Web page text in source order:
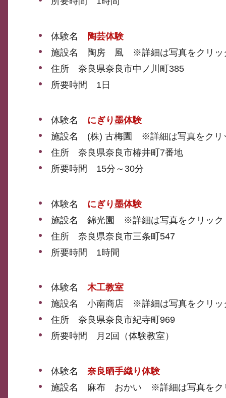
体験名
陶芸体験
施設名 陶房 風 ※詳細は写真をクリッ
住所 奈良県奈良市中ノ川町385
所要時間 1日
体験名 にぎり墨体験
施設名 (株) 古梅園 ※詳細は写真をクリ
住所 奈良県奈良市椿井町7番地
所要時間 15分～30分
体験名 にぎり墨体験
施設名 錦光園 ※詳細は写真をクリック
住所 奈良県奈良市三条町547
所要時間 1時間
体験名 木工教室
施設名 小南商店 ※詳細は写真をクリッ
住所 奈良県奈良市紀寺町969
所要時間 月2回（体験教室）
体験名 奈良晒手織り体験
施設名 麻布 おかい ※詳細は写真をク